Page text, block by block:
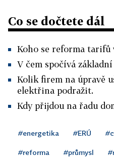
Co se dočtete dál
Koho se reforma
V čem spočívá
Kolik firem na úpravě
elektřina podražit.
Kdy přijdou na řadu
#energetika #ERÚ
#reforma #průmysl